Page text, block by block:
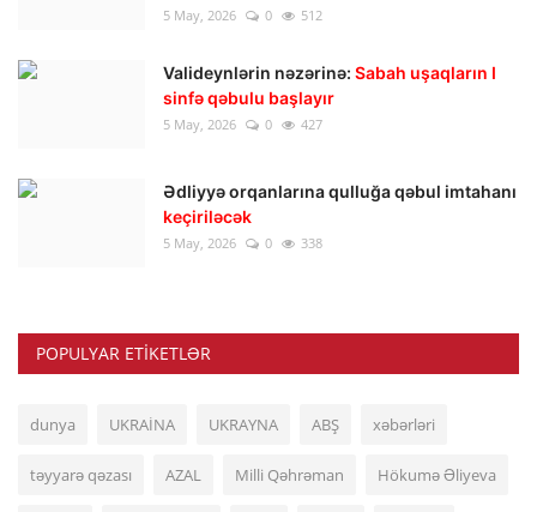
5 May, 2026 0 512
Valideynlərin nəzərinə: Sabah uşaqların I
sinfə qəbulu başlayır
5 May, 2026 0 427
Ədliyyə orqanlarına qulluğa qəbul imtahanı
keçiriləcək
5 May, 2026 0 338
POPULYAR ETIKETLƏR
dunya UKRAİNA UKRAYNA ABŞ xəbərləri
təyyarə qəzası AZAL Milli Qəhrəman Hökumə Əliyeva